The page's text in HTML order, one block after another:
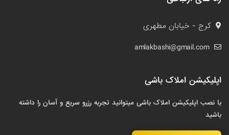
کرج - خیابان مطهری
amlakbashi@gmail.com
اپلیکیشن املاک باشی
با نصب اپلیکیشن املاک باشی میتوانید تجربه رزرو سریع و آسان را داشته
باشید